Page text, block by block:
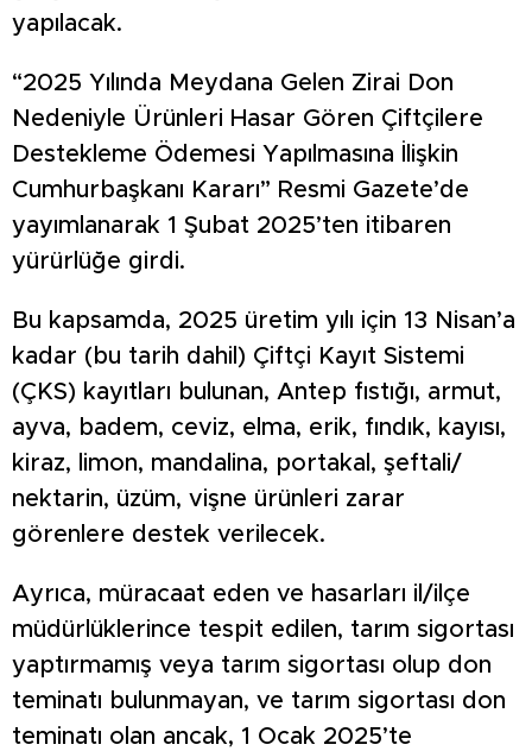
yapılacak.
“2025 Yılında Meydana Gelen Zirai Don
Nedeniyle Ürünleri Hasar Gören Çiftçilere
Destekleme Ödemesi Yapılmasına İlişkin
Cumhurbaşkanı Kararı” Resmi Gazete’de
yayımlanarak 1 Şubat 2025’ten itibaren
yürürlüğe girdi.
Bu kapsamda, 2025 üretim yılı için 13 Nisan’a
kadar (bu tarih dahil) Çiftçi Kayıt Sistemi
(ÇKS) kayıtları bulunan, Antep fıstığı, armut,
ayva, badem, ceviz, elma, erik, fındık, kayısı,
kiraz, limon, mandalina, portakal, şeftali/
nektarin, üzüm, vişne ürünleri zarar
görenlere destek verilecek.
Ayrıca, müracaat eden ve hasarları il/ilçe
müdürlüklerince tespit edilen, tarım sigortası
yaptırmamış veya tarım sigortası olup don
teminatı bulunmayan, ve tarım sigortası don
teminatı olan ancak, 1 Ocak 2025’te